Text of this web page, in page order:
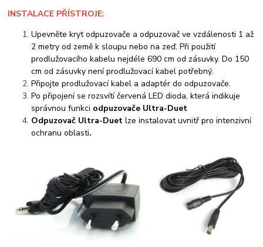
INSTALACE PŘÍSTROJE:
Upevněte kryt odpuzovače a odpuzovač ve vzdálenosti 1 až
2 metry od země k sloupu nebo na zeď. Při použití
prodlužovacího kabelu nejdéle 690 cm od zásuvky. Do 150
cm od zásuvky není prodlužovací kabel potřebný.
Připojte prodlužovací kabel a adaptér do odpuzovače.
Po připojení se rozsvítí červená LED dioda, která indikuje
správnou funkci odpuzovače Ultra-Duet
Odpuzovač Ultra-Duetlze instalovat uvnitř pro intenzivní
ochranu oblasti.